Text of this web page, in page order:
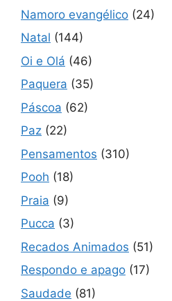
Namoro evangélico (24)
Natal (144)
Oi e Olá (46)
Paquera (35)
Páscoa (62)
Paz (22)
Pensamentos (310)
Pooh (18)
Praia (9)
Pucca (3)
Recados Animados (51)
Respondo e apago (17)
Saudade (81)